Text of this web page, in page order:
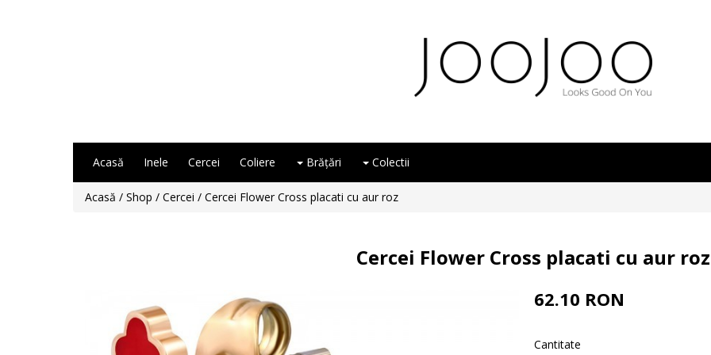
Acasă Inele Cercei Coliere Brăţări Colectii
Acasă / Shop / Cercei / Cercei Flower Cross placati cu aur roz
Cercei Flower Cross placati cu aur roz
62.10 RON
Cantitate